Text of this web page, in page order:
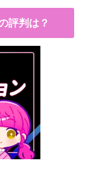
評判は？